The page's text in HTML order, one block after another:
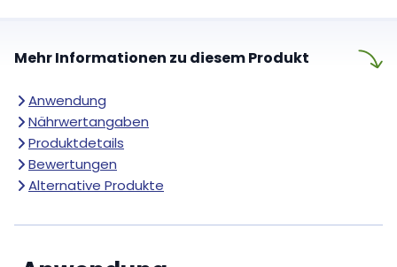
Mehr Informationen zu diesem Produkt
Anwendung
Nährwertangaben
Produktdetails
Bewertungen
Alternative Produkte